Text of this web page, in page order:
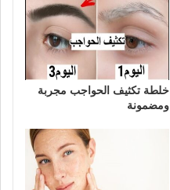
خلطة تكثيف الحواجب مجربة
ومضمونة